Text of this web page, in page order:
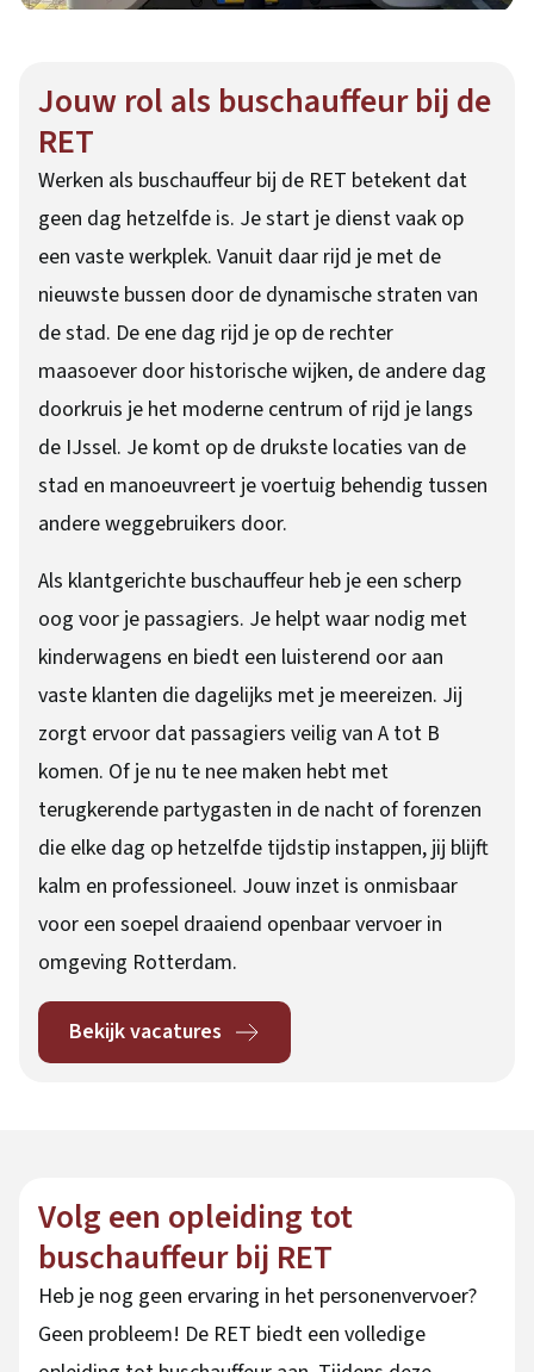
Jouw rol als buschauffeur bij de
RET
Werken als buschauffeur bij de RET betekent dat
geen dag hetzelfde is. Je start je dienst vaak op
een vaste werkplek. Vanuit daar rijd je met de
nieuwste bussen door de dynamische straten van
de stad. De ene dag rijd je op de rechter
maasoever door historische wijken, de andere dag
doorkruis je het moderne centrum of rijd je langs
de IJssel. Je komt op de drukste locaties van de
stad en manoeuvreert je voertuig behendig tussen
andere weggebruikers door.
Als klantgerichte buschauffeur heb je een scherp
oog voor je passagiers. Je helpt waar nodig met
kinderwagens en biedt een luisterend oor aan
vaste klanten die dagelijks met je meereizen. Jij
zorgt ervoor dat passagiers veilig van A tot B
komen. Of je nu te nee maken hebt met
terugkerende partygasten in de nacht of forenzen
die elke dag op hetzelfde tijdstip instappen, jij blijft
kalm en professioneel. Jouw inzet is onmisbaar
voor een soepel draaiend openbaar vervoer in
omgeving Rotterdam.
Bekijk vacatures
Volg een opleiding tot
buschauffeur bij RET
Heb je nog geen ervaring in het personenvervoer?
Geen probleem! De RET biedt een volledige